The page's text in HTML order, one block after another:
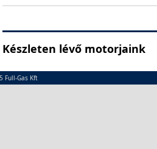
Készleten lévő motorjaink
Full-Gas Kft